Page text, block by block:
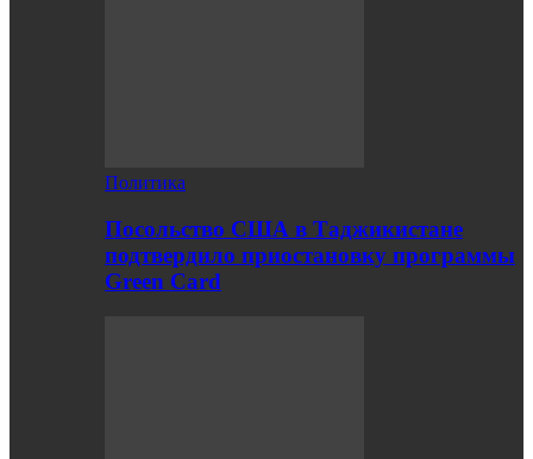
Политика
Посольство США в Таджикистане
подтвердило приостановку программы
Green Card